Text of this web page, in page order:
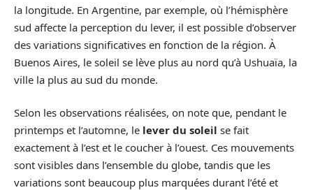
la longitude. En Argentine, par exemple, où l’hémisphère
sud affecte la perception du lever, il est possible d’observer
des variations significatives en fonction de la région. À
Buenos Aires, le soleil se lève plus au nord qu’à Ushuaïa, la
ville la plus au sud du monde.
Selon les observations réalisées, on note que, pendant le
printemps et l’automne, le lever du soleil se fait
exactement à l’est et le coucher à l’ouest. Ces mouvements
sont visibles dans l’ensemble du globe, tandis que les
variations sont beaucoup plus marquées durant l’été et